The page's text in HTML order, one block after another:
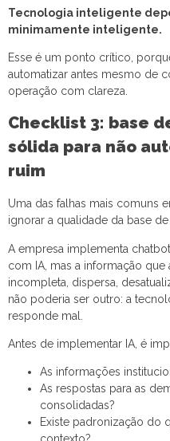
Tecnologia inteligente
minimamente inteligente.
Esse é um ponto crítico,
automatizar antes mesmo de
operação com clareza.
Checklist 3: base
sólida para não
ruim
Uma das falhas mais comuns
ignorar a qualidade da base
A empresa implementa
com IA, mas a informação que
incompleta, dispersa,
não poderia ser outro: a
responde mal.
Antes de implementar IA, é
As informações
As respostas para as
consolidadas?
Existe padronização do